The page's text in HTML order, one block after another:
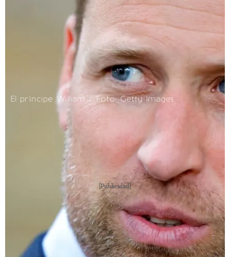
El príncipe William / Foto: Getty Images
[Publicidad]